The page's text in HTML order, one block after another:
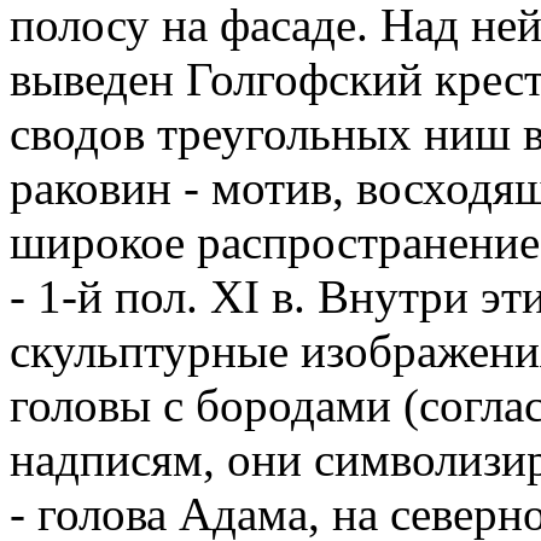
полосу на фасаде. Над
выведен Голгофский
сводов треугольных ниш
раковин - мотив,
широкое
- 1-й пол. ХI в. Внутри
скульптурные
головы с бородами
надписям, они
- голова Адама, на